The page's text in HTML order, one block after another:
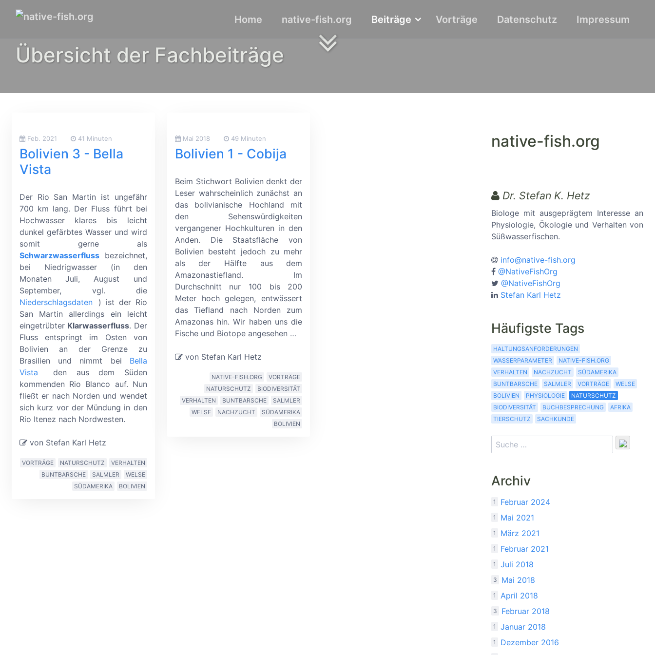
Home native-fish.org Beiträge Vorträge Datenschutz Impressum
Übersicht der Fachbeiträge
Feb. 2021 41 Minuten
Bolivien 3 - Bella
Vista
Der Rio San Martin ist ungefähr
700 km lang. Der Fluss führt bei
Hochwasser klares bis leicht
dunkel gefärbtes Wasser und wird
somit gerne als
Schwarzwasserfluss bezeichnet,
bei Niedrigwasser (in den
Monaten Juli, August und
September, vgl. die
Niederschlagsdaten
) ist der Rio
San Martin allerdings ein leicht
eingetrübter Klarwasserfluss. Der
Fluss entspringt im Osten von
Bolivien an der Grenze zu
Brasilien und nimmt bei Bella
Vista
den aus dem Süden
kommenden Rio Blanco auf. Nun
fließt er nach Norden und wendet
sich kurz vor der Mündung in den
Rio Itenez nach Nordwesten.
von Stefan Karl Hetz
VORTRÄGE NATURSCHUTZ
VERHALTEN
BUNTBARSCHE
SALMLER
WELSE
SÜDAMERIKA
BOLIVIEN
Mai 2018 49 Minuten
Bolivien 1 - Cobija
Beim Stichwort Bolivien denkt der
Leser wahrscheinlich zunächst an
das bolivianische Hochland mit
den Sehenswürdigkeiten
vergangener Hochkulturen in den
Anden. Die Staatsfläche von
Bolivien besteht jedoch zu mehr
als der Hälfte aus dem
Amazonastiefland. Im
Durchschnitt nur 100 bis 200
Meter hoch gelegen, entwässert
das Tiefland nach Norden zum
Amazonas hin. Wir haben uns die
Fische und Biotope angesehen …
von Stefan Karl Hetz
NATIVE-FISH.ORG
VORTRÄGE
NATURSCHUTZ
BIODIVERSITÄT
VERHALTEN
BUNTBARSCHE
SALMLER
WELSE
NACHZUCHT
SÜDAMERIKA
BOLIVIEN
native-fish.org
Dr. Stefan K. Hetz
Biologe mit ausgeprägtem Interesse an
Physiologie, Ökologie und Verhalten von
Süßwasserfischen.
info@native-fish.org
@NativeFishOrg
@NativeFishOrg
Stefan Karl Hetz
Häufigste Tags
HALTUNGSANFORDERUNGEN
WASSERPARAMETER
NATIVE-FISH.ORG
VERHALTEN
NACHZUCHT
SÜDAMERIKA
BUNTBARSCHE
SALMLER VORTRÄGE
WELSE
BOLIVIEN
PHYSIOLOGIE
NATURSCHUTZ
BIODIVERSITÄT
BUCHBESPRECHUNG
AFRIKA
TIERSCHUTZ
SACHKUNDE
Archiv
1 Februar 2024
1 Mai 2021
1 März 2021
1 Februar 2021
1 Juli 2018
3 Mai 2018
1 April 2018
3 Februar 2018
1 Januar 2018
1 Dezember 2016